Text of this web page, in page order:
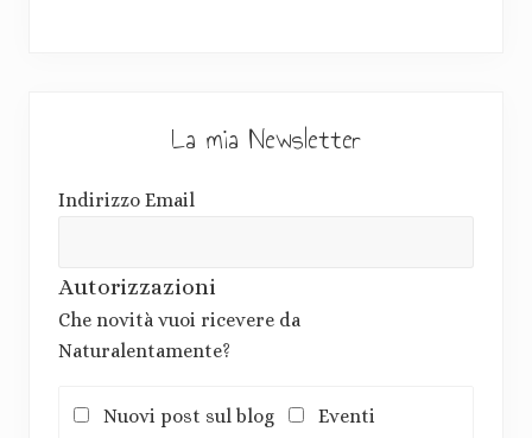
La mia Newsletter
Indirizzo Email
Autorizzazioni
Che novità vuoi ricevere da
Naturalentamente?
Nuovi post sul blog Eventi